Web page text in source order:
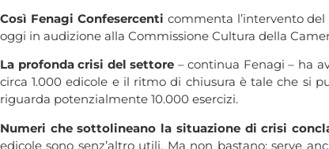
Così Fenagi Confesercenti commenta l’intervento
oggi in audizione alla Commissione Cultura della
La profonda crisi del settore – continua Fenagi – ha
circa 1.000 edicole e il ritmo di chiusura è tale che si
riguarda potenzialmente 10.000 esercizi.
Numeri che sottolineano la situazione di crisi
edicole sono senz’altro utili. Ma non bastano: serve